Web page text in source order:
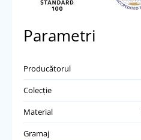
Parametri
Producătorul
Colecție
Material
Gramaj